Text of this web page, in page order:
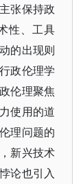
张保持政
性、工具
的出现则
政伦理学
伦理聚焦
使用的道
理问题的
新兴技术
论也引入